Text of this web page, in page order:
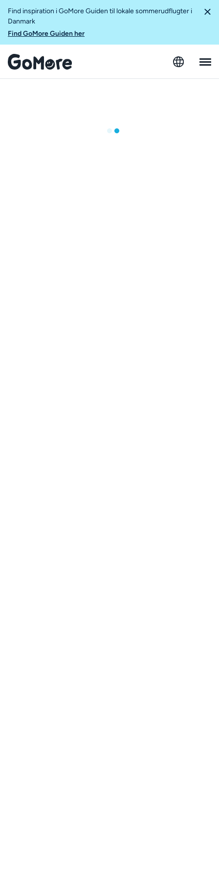
Find inspiration i GoMore Guiden til lokale sommerudflugter i
Danmark
Find GoMore Guiden her